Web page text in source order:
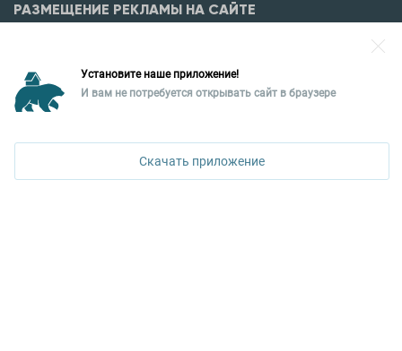
РАЗМЕЩЕНИЕ РЕКЛАМЫ НА САЙТЕ
Уральская палата недвижимости
620026, Екатеринбург,
КОНТАКТЫ УПН
Установите наше приложение!
И вам не потребуется открывать сайт в браузере
Скачать приложение